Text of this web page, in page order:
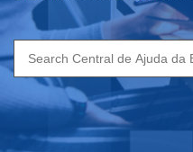
Search
for: